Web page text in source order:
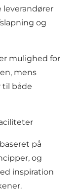
leverandører
og
mulighed for
mens
til både
på
og
inspiration